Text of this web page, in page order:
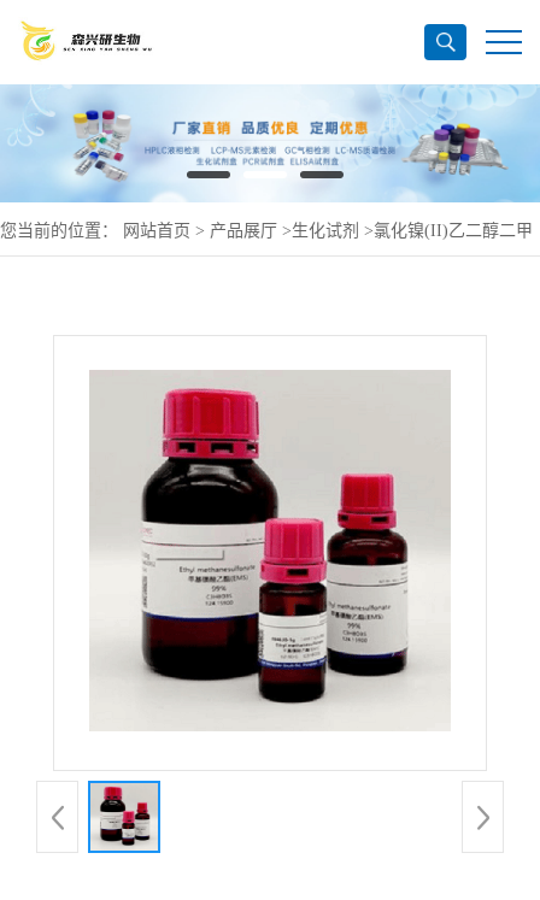
您当前的位置： 网站首页 > 产品展厅 >生化试剂 >氯化镍(II)乙二醇二甲